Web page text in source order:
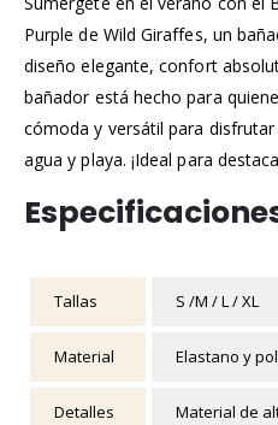
Purple de Wild Giraffes, un
diseño elegante, confort
bañador está hecho para
cómoda y versátil para
agua y playa. ¡Ideal para
Tallas S /M / L / XL
Material Elastano y
Detalles
Material de